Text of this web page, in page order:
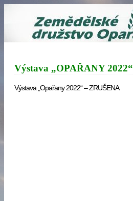
Výstava „OPAŘANY 2022“
Výstava „Opařany 2022“ – ZRUŠENA